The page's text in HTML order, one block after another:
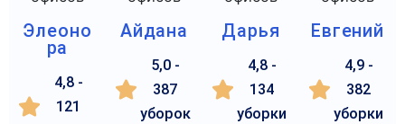
Элеоно
ра
4,8 -
121
Айдана
5,0 -
387
уборок
Дарья
4,8 -
134
уборки
Евгений
4,9 -
382
уборки